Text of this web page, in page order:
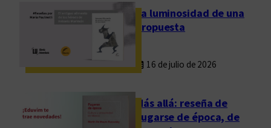
La luminosidad de una
propuesta
16 de julio de 2026
Más allá: reseña de
Fugarse de época, de